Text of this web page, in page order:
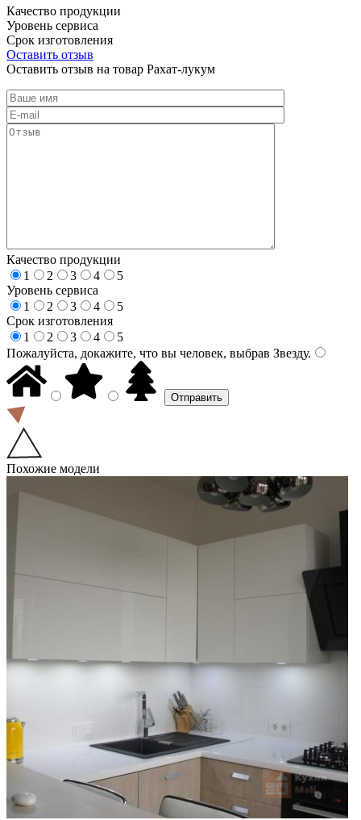
Качество продукции
Уровень сервиса
Срок изготовления
Оставить отзыв
Оставить отзыв на товар Рахат-лукум
Качество продукции
1
2 3 4
5
Уровень сервиса
1
2 3 4
5
Срок изготовления
1
2 3 4
5
Пожалуйста, докажите, что вы человек, выбрав Звезду.
Похожие модели